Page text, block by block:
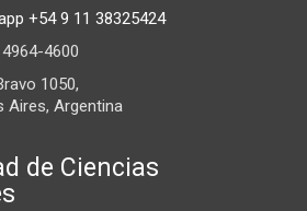
+54 9 11 38325424
4600
1050,
Aires, Argentina
de Ciencias